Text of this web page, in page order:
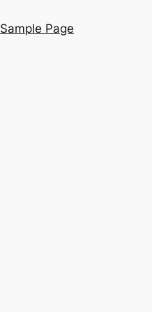
Sample Page